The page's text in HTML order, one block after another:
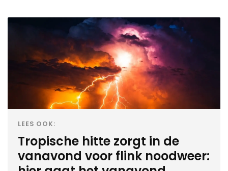
LEES OOK:
Tropische hitte zorgt in de
vanavond voor flink noodweer: